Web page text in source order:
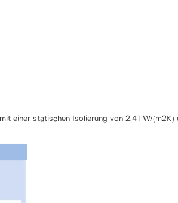
einer statischen Isolierung von 2,41 W/(m2K)